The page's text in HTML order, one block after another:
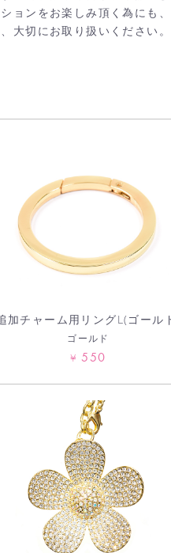
ョンをお楽しみ頂く為にも、
大切にお取り扱いください。
カートへ進む
加チャーム用リングL(ゴール
ゴールド
¥ 550